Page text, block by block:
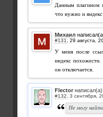
Данным плагином
что нужно и
Михаил
#131
У меня после
индекс
он отключается.
Flector
#132
Не могу